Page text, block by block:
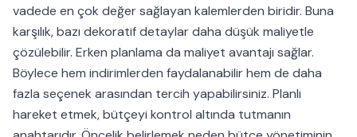
vadede en çok değer sağlayan kalemlerden biridir. Buna
karşılık, bazı dekoratif detaylar daha düşük maliyetle
çözülebilir. Erken planlama da maliyet avantajı sağlar.
Böylece hem indirimlerden faydalanabilir hem de daha
fazla seçenek arasından tercih yapabilirsiniz. Planlı
hareket etmek, bütçeyi kontrol altında tutmanın